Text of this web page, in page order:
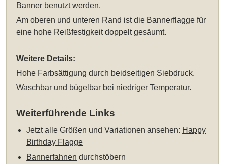
Banner benutzt werden.
Am oberen und unteren Rand ist die Bannerflagge für
eine hohe Reißfestigkeit doppelt gesäumt.
Weitere Details:
Hohe Farbsättigung durch beidseitigen Siebdruck.
Waschbar und bügelbar bei niedriger Temperatur.
Weiterführende Links
Jetzt alle Größen und Variationen ansehen: Happy
Birthday Flagge
Bannerfahnen durchstöbern